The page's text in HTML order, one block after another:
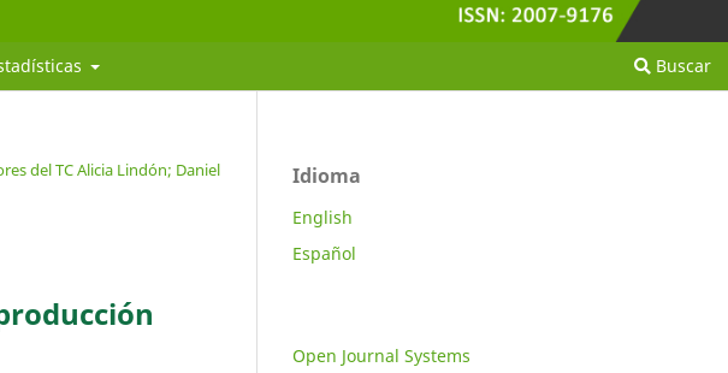
Buscar
del TC Alicia Lindón; Daniel
Idioma
English
Español
Open Journal Systems